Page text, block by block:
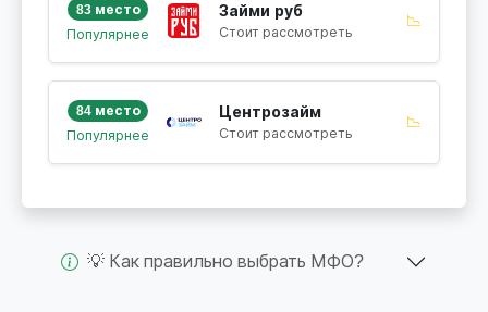
83 место
Популярнее
Займи руб
Стоит рассмотреть
📉
84 место
Популярнее
Центрозайм
Стоит рассмотреть
📉
💡 Как правильно выбрать МФО?